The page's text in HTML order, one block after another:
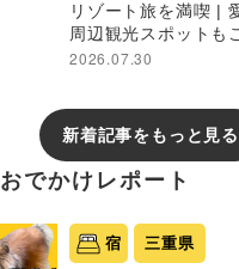
リゾート旅を満喫 |
周辺観光スポットも
2026.07.30
新着記事をもっと見る
おでかけレポート
宿 三重県